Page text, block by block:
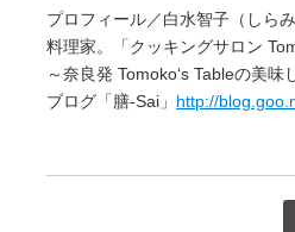
プロフィール／白水智子（しらみ
料理家。「クッキングサロン
～奈良発 Tomoko‘s Tableの美味
ブログ「膳-Sai」 http://